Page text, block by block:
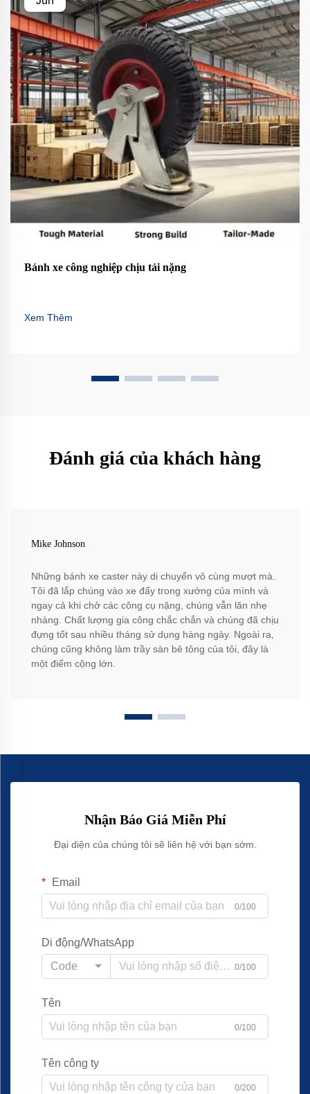
Bánh xe công nghiệp chịu tải nặng
Xem Thêm
Đánh giá của khách hàng
Mike Johnson
Những bánh xe caster này di chuyển vô cùng mượt mà.
Tôi đã lắp chúng vào xe đẩy trong xưởng của mình và
ngay cả khi chở các công cụ nặng, chúng vẫn lăn nhẹ
nhàng. Chất lượng gia công chắc chắn và chúng đã chịu
đựng tốt sau nhiều tháng sử dụng hàng ngày. Ngoài ra,
chúng cũng không làm trầy sàn bê tông của tôi, đây là
một điểm cộng lớn.
Nhận Báo Giá Miễn Phí
Đại diện của chúng tôi sẽ liên hệ với bạn sớm.
Email
0/100
Di động/WhatsApp
Code
0/100
Tên
0/100
Tên công ty
0/200